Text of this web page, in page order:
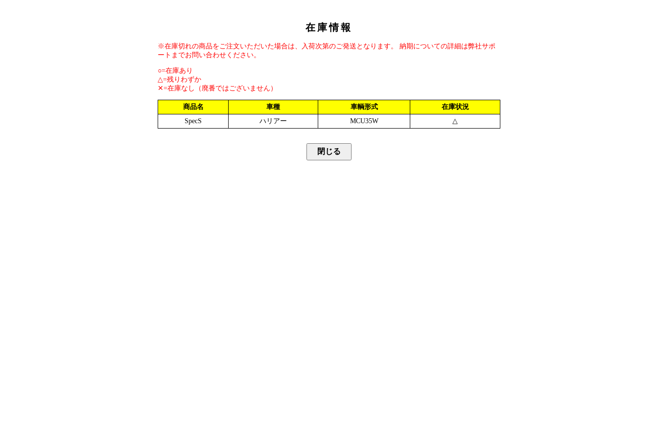
在庫情報
※在庫切れの商品をご注文いただいた場合は、入荷次第のご発送となります。 納期についての詳細は弊社サポ
ートまでお問い合わせください。
○=在庫あり
△=残りわずか
✕=在庫なし（廃番ではございません）
商品名 車種 車輌形式
在庫状況
SpecS
ハリアー MCU35W △